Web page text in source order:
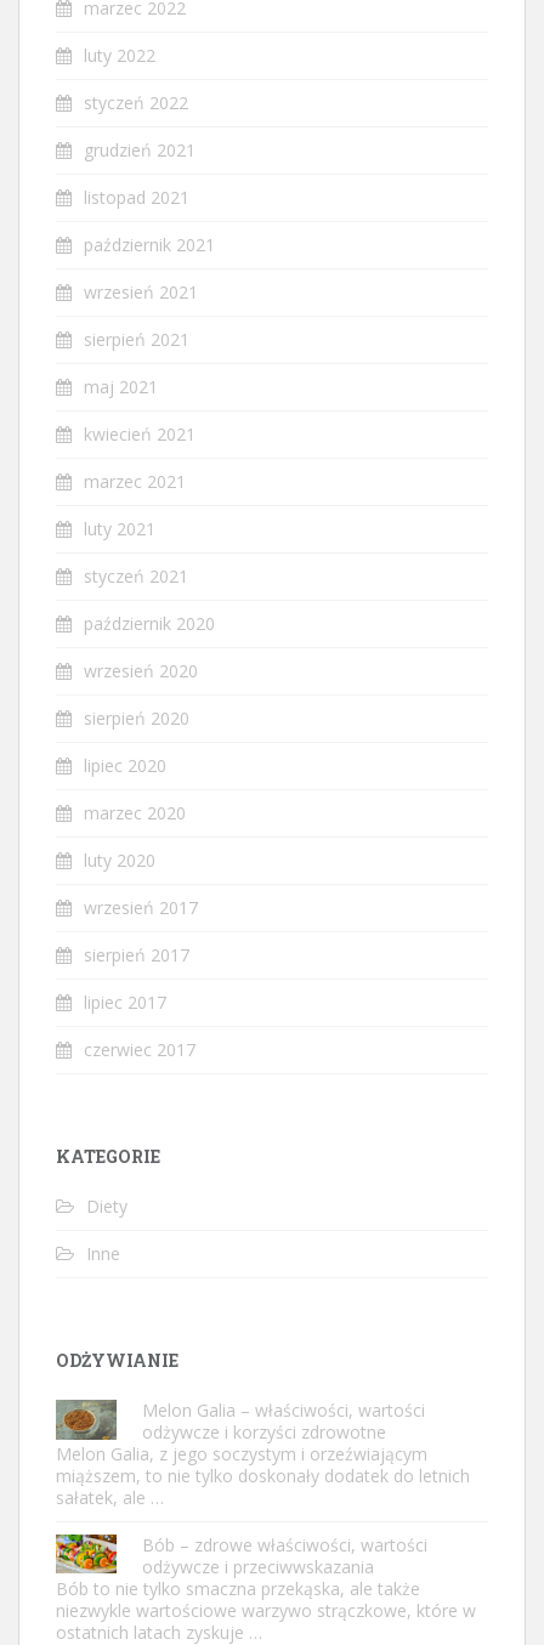
marzec 2022
luty 2022
styczeń 2022
grudzień 2021
listopad 2021
październik 2021
wrzesień 2021
sierpień 2021
maj 2021
kwiecień 2021
marzec 2021
luty 2021
styczeń 2021
październik 2020
wrzesień 2020
sierpień 2020
lipiec 2020
marzec 2020
luty 2020
wrzesień 2017
sierpień 2017
lipiec 2017
czerwiec 2017
KATEGORIE
Diety
Inne
ODŻYWIANIE
Melon Galia – właściwości, wartości
odżywcze i korzyści zdrowotne
Melon Galia, z jego soczystym i orzeźwiającym
miąższem, to nie tylko doskonały dodatek do letnich
sałatek, ale …
Bób – zdrowe właściwości, wartości
odżywcze i przeciwwskazania
Bób to nie tylko smaczna przekąska, ale także
niezwykle wartościowe warzywo strączkowe, które w
ostatnich latach zyskuje …